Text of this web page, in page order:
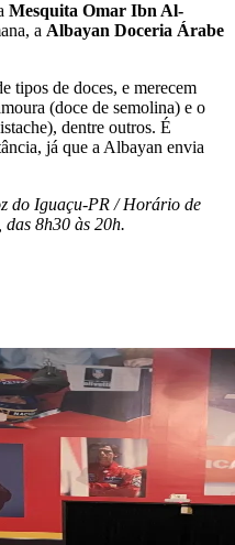
Mesquita Omar Ibn Al-
a Albayan Doceria Árabe
tipos de doces, e merecem
(doce de semolina) e o
dentre outros. É
já que a Albayan envia
do Iguaçu-PR / Horário de
8h30 às 20h.